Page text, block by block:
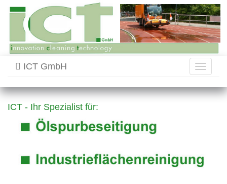
Toggle
ICT GmbH
ICT - Ihr Spezialist für: